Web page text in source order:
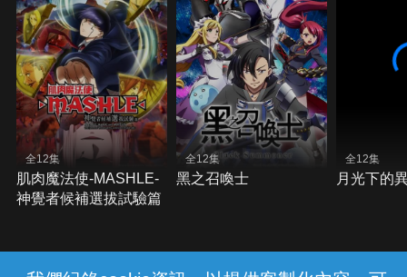
全12集
肌肉魔法使-MASHLE-
神覺者候補選拔試驗篇
全12集
黑之召喚士
全12集
月光下的